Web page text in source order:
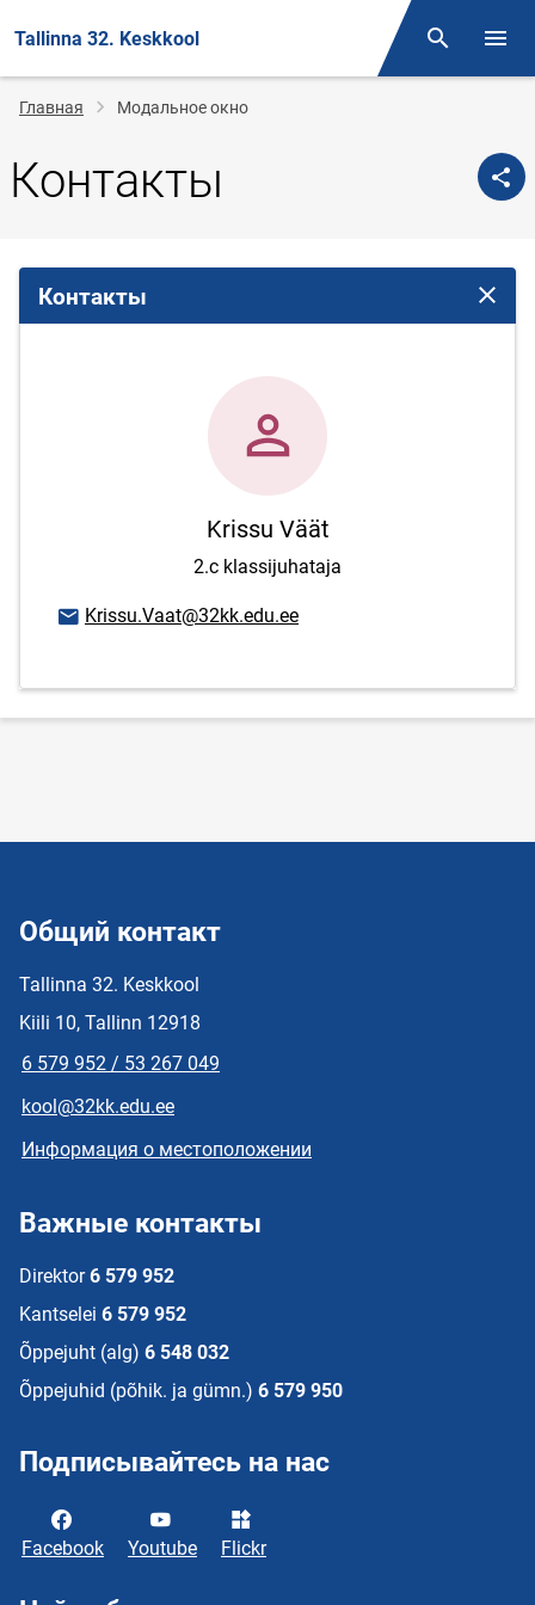
Tallinna 32. Keskkool Поиск
Строка
навигации
Главная Модальное окно
Контакты
Контакты
Krissu Väät
2.c klassijuhataja
E-mail адрес
Krissu.Vaat@32kk.edu.ee
Общий контакт
Tallinna 32. Keskkool
Kiili 10, Tallinn 12918
6 579 952 / 53 267 049
kool@32kk.edu.ee
Информация о местоположении
Важные контакты
Direktor 6 579 952
Kantselei 6 579 952
Õppejuht (alg) 6 548 032
Õppejuhid (põhik. ja gümn.) 6 579 950
Подписывайтесь на нас
Facebook Youtube Flickr